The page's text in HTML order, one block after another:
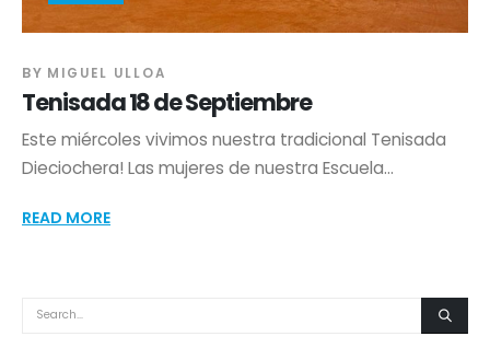
BY MIGUEL ULLOA
Tenisada 18 de Septiembre
Este miércoles vivimos nuestra tradicional Tenisada
Dieciochera! Las mujeres de nuestra Escuela...
READ MORE